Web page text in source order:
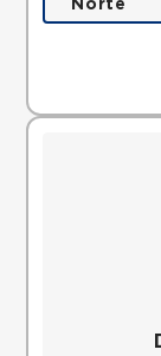
Norte
SHLN,